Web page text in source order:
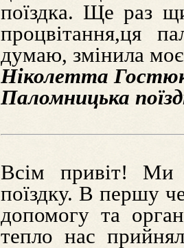
поїздка. Ще раз
процвітання,ця
думаю, змінила
Ніколетта
Паломницька
Всім привіт! Ми
поїздку. В першу
допомогу та
тепло нас